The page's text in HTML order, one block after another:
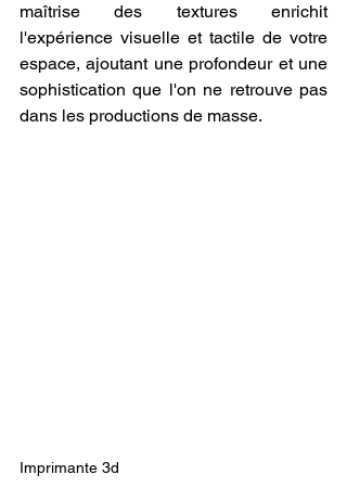
maîtrise des textures enrichit
l'expérience visuelle et tactile de votre
espace, ajoutant une profondeur et une
sophistication que l'on ne retrouve pas
dans les productions de masse.
Imprimante 3d